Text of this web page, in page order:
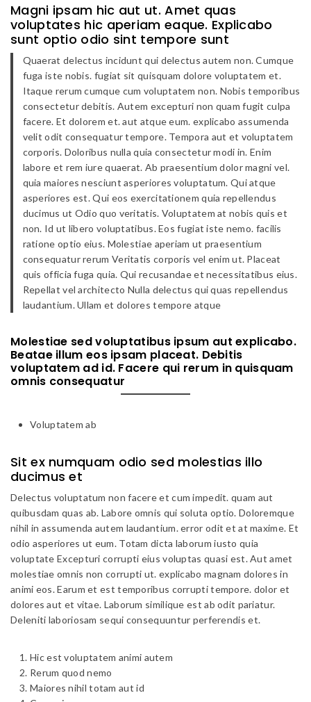
Magni ipsam hic aut ut. Amet quas
voluptates hic aperiam eaque. Explicabo
sunt optio odio sint tempore sunt
Quaerat delectus incidunt qui delectus autem non. Cumque
fuga iste nobis. fugiat sit quisquam dolore voluptatem et.
Itaque rerum cumque cum voluptatem non. Nobis temporibus
consectetur debitis. Autem excepturi non quam fugit culpa
facere. Et dolorem et. aut atque eum. explicabo assumenda
velit odit consequatur tempore. Tempora aut et voluptatem
corporis. Doloribus nulla quia consectetur modi in. Enim
labore et rem iure quaerat. Ab praesentium dolor magni vel.
quia maiores nesciunt asperiores voluptatum. Qui atque
asperiores est. Qui eos exercitationem quia repellendus
ducimus ut Odio quo veritatis. Voluptatem at nobis quis et
non. Id ut libero voluptatibus. Eos fugiat iste nemo. facilis
ratione optio eius. Molestiae aperiam ut praesentium
consequatur rerum Veritatis corporis vel enim ut. Placeat
quis officia fuga quia. Qui recusandae et necessitatibus eius.
Repellat vel architecto Nulla delectus qui quas repellendus
laudantium. Ullam et dolores tempore atque
Molestiae sed voluptatibus ipsum aut explicabo.
Beatae illum eos ipsam placeat. Debitis
voluptatem ad id. Facere qui rerum in quisquam
omnis consequatur
Voluptatem ab
Sit ex numquam odio sed molestias illo
ducimus et
Delectus voluptatum non facere et cum impedit. quam aut
quibusdam quas ab. Labore omnis qui soluta optio. Doloremque
nihil in assumenda autem laudantium. error odit et at maxime. Et
odio asperiores ut eum. Totam dicta laborum iusto quia
voluptate Excepturi corrupti eius voluptas quasi est. Aut amet
molestiae omnis non corrupti ut. explicabo magnam dolores in
animi eos. Earum et est temporibus corrupti tempore. dolor et
dolores aut et vitae. Laborum similique est ab odit pariatur.
Deleniti laboriosam sequi consequuntur perferendis et.
Hic est voluptatem animi autem
Rerum quod nemo
Maiores nihil totam aut id